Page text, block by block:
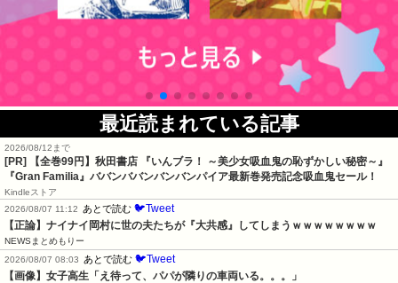
最近読まれている記事
2026/08/12まで
[PR]
【全巻99円】秋田書店 『いんブラ！ ～美少女吸血鬼の恥ずかしい秘密～』
『Gran Familia』ババンババンバンバンパイア最新巻発売記念吸血鬼セール！
Kindleストア
2026/08/07 11:12
あとで読む 🐦Tweet
【正論】ナイナイ岡村に世の夫たちが『大共感』してしまうｗｗｗｗｗｗｗｗ
NEWSまとめもりー
2026/08/07 08:03
あとで読む 🐦Tweet
【画像】女子高生「え待って、パパが隣りの車両いる。。。」